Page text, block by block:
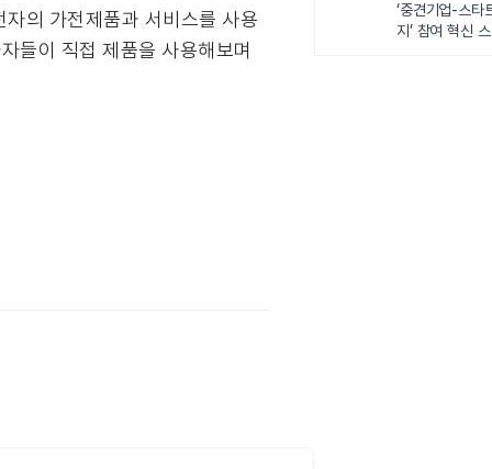
의 가전제품과 서비스를 사용
들이 직접 제품을 사용해보며
‘중견기업-스타
지’ 참여 혁신